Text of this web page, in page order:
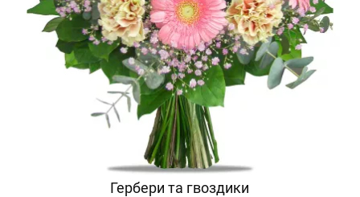
Гербери та гвоздики